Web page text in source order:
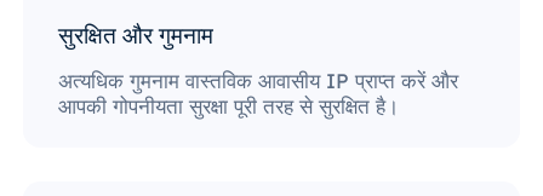
सुरक्षित और गुमनाम
अत्यधिक गुमनाम वास्तविक आवासीय IP प्राप्त करें और
आपकी गोपनीयता सुरक्षा पूरी तरह से सुरक्षित है।